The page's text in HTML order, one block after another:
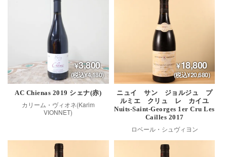
3,800
(税込¥4,180)
AC Chienas 2019 シェナ(赤)
カリーム・ヴィオネ(Karim
VIONNET)
18,800
(税込¥20,680)
ニュイ サン ジョルジュ プ
ルミエ クリュ レ カイユ
Nuits-Saint-Georges 1er Cru Les
Cailles 2017
ロベール・シュヴィヨン